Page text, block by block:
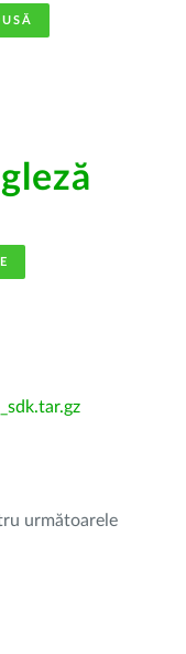
următoarele